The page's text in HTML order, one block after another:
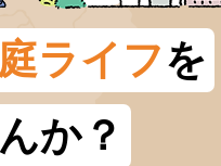
ライフを
か？